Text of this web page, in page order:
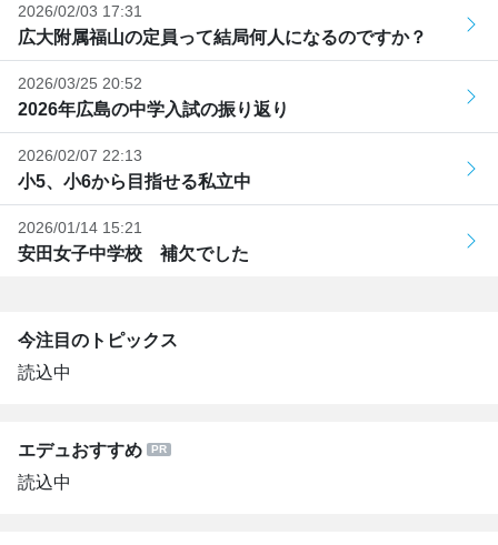
2026/02/03 17:31
広大附属福山の定員って結局何人になるのですか？
2026/03/25 20:52
2026年広島の中学入試の振り返り
2026/02/07 22:13
小5、小6から目指せる私立中
2026/01/14 15:21
安田女子中学校 補欠でした
今注目のトピックス
読込中
エデュおすすめ
読込中